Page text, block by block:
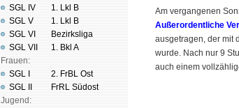
SGL IV
SGL V
SGL VI
SGL VII
Frauen:
SGL I
SGL II
Jugend:
1. Lkl B
1. Lkl B
Bezirksliga
1. Bkl A
2. FrBL Ost
FrRL Südost
Am vergangenen
Außer­ordent­liche
aus­ge­tra­gen, der mit
wurde. Nach nur 9
auch einem